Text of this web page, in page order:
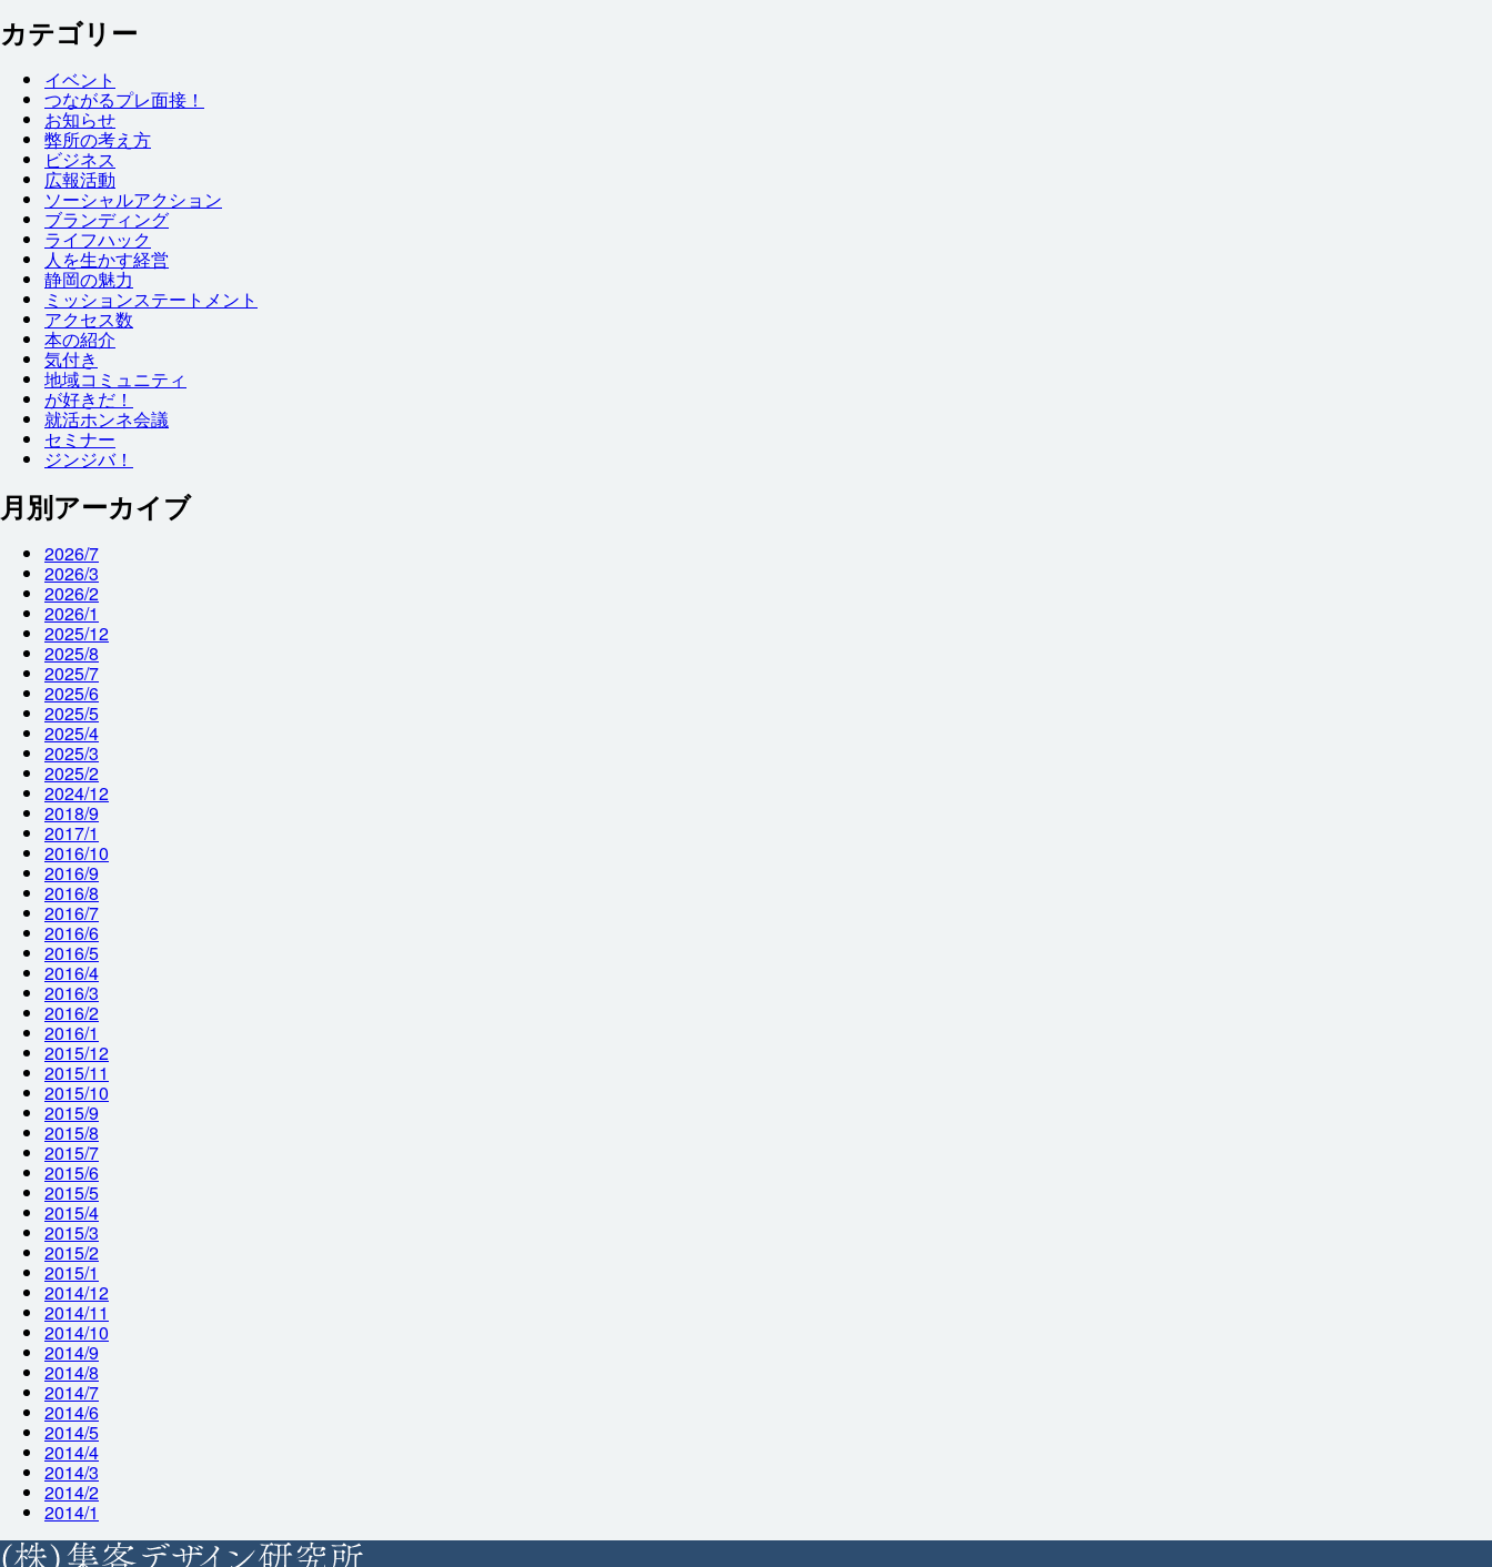
カテゴリー
イベント
つながるプレ面接 ！
お知らせ
弊所の考え 方
ビジネス
広報活動
ソーシャルアクション
ブランディング
ライフハック
人を生かす経営
静岡の魅力
ミッションステートメント
アクセス数
本の紹介
気付き
地域コミュニティ
が好きだ！
就活ホンネ会議
セミナー
ジンジバ！
月別アーカイブ
2026/7
2026/3
2026/2
2026/1
2025/12
2025/8
2025/7
2025/6
2025/5
2025/4
2025/3
2025/2
2024/12
2018/9
2017/1
2016/10
2016/9
2016/8
2016/7
2016/6
2016/5
2016/4
2016/3
2016/2
2016/1
2015/12
2015/11
2015/10
2015/9
2015/8
2015/7
2015/6
2015/5
2015/4
2015/3
2015/2
2015/1
2014/12
2014/11
2014/10
2014/9
2014/8
2014/7
2014/6
2014/5
2014/4
2014/3
2014/2
2014/1